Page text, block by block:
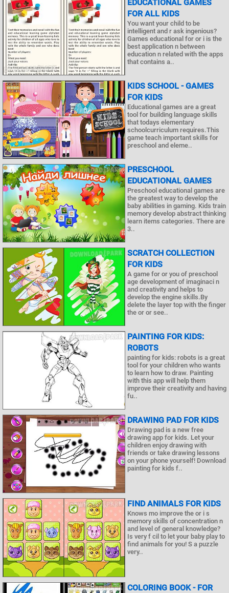
EDUCATIONAL GAMES
FOR ALL KIDS
You want your child to be
intelligent and r ask ingenious?
Games educational for or i is the
best application n between
education n related with the apps
that contains a..
KIDS SCHOOL - GAMES
FOR KIDS
Educational games are a great
tool for building language skills
that todays elementary
schoolcurriculum requires.This
game teach important skills for
preschool and eleme..
PRESCHOOL
EDUCATIONAL GAMES
Preschool educational games are
the greatest way to develop the
baby abilities in gaming. Kids train
memory develop abstract thinking
learn items categories. There are
3..
SCRATCH COLLECTION
FOR KIDS
A game for or you of preschool
age development of imaginaci n
and creativity and helps to
develop the engine skills.By
delete the layer top with the finger
the or or see..
PAINTING FOR KIDS:
ROBOTS
painting for kids: robots is a great
tool for your children who wants
to learn how to draw. Painting
with this app will help them
improve their creativity and having
fu..
DRAWING PAD FOR KIDS
Drawing pad is a new free
drawing app for kids. Let your
children enjoy drawing with
friends or take drawing lessons
on your phone yourself! Download
painting for kids f..
FIND ANIMALS FOR KIDS
Knows mo improve the or i s
memory skills of concentration n
and level of general knowledge?
Is very f cil to let your baby play to
find animals for you! S a puzzle
very..
COLORING BOOK - FOR